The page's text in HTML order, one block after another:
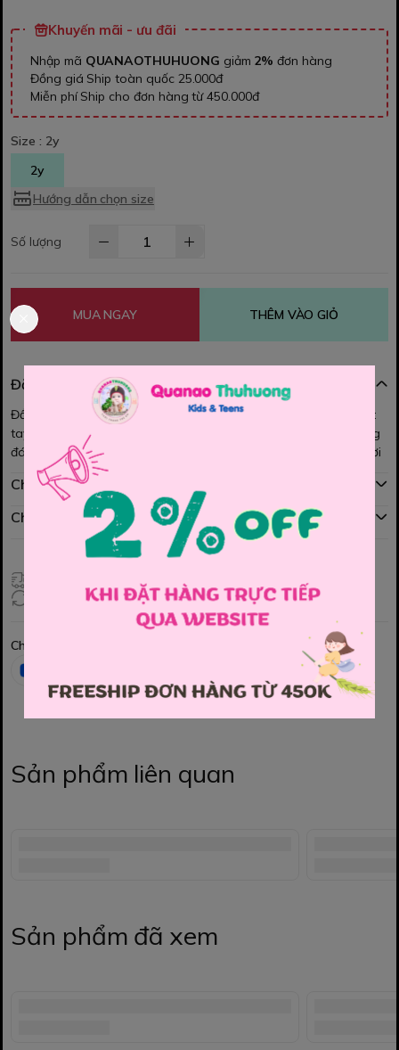
Khuyến mãi - ưu đãi
Nhập mã QUANAOTHUHUONG giảm 2% đơn hàng
Đồng giá Ship toàn quốc 25.000đ
Miễn phí Ship cho đơn hàng từ 450.000đ
Size : 2y
2y
Hướng dẫn chọn size
Số lượng
MUA NGAY THÊM VÀO GIỎ
Đặc điểm nổi bật
Đầm H&M. Chất thun cotton mềm mát, thấm hút mồ hôi, sờ mướt
tay, nhìu họa tiết xinh xắn, màu sắc tươi sáng, kiểu dáng vô cùng
đáng yêu bé mặc đi học hay đi chơi cực xinh luôn nhé các Mom ơi
Chính sách mua hàng
Chính sách đổi hàng
Giao hàng toàn quốc
Đổi hàng 3 ngày (HCM), 7 ngày (Tỉnh)
Chia sẻ
Sản phẩm liên quan
Sản phẩm đã xem